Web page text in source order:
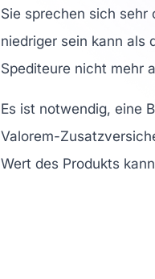
Sie sprechen sich sehr
niedriger sein kann als
Spediteure nicht mehr
Es ist notwendig, eine
Valorem-
Wert des Produkts